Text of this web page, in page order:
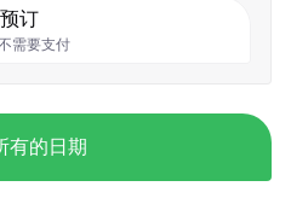
预订
需要支付
有的日期